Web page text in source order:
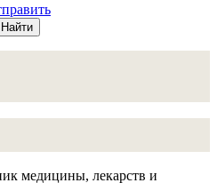
Найти
медицины, лекарств и